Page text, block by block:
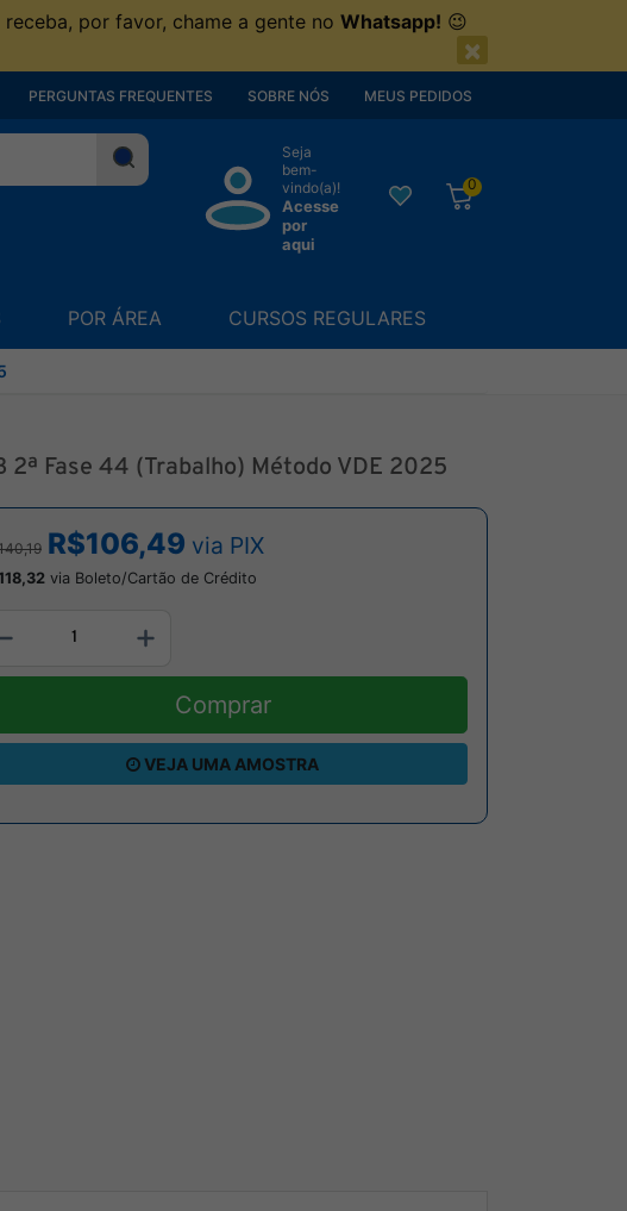
receba, por favor, chame a gente no Whatsapp! 😉
×
PERGUNTAS FREQUENTES SOBRE NÓS MEUS PEDIDOS
Seja
bem-
vindo(a)!
Acesse
por
aqui
0
POR ÁREA CURSOS REGULARES
2ª Fase 44 (Trabalho) Método VDE 2025
R$106,49 via PIX
via Boleto/Cartão de Crédito
Comprar
VEJA UMA AMOSTRA